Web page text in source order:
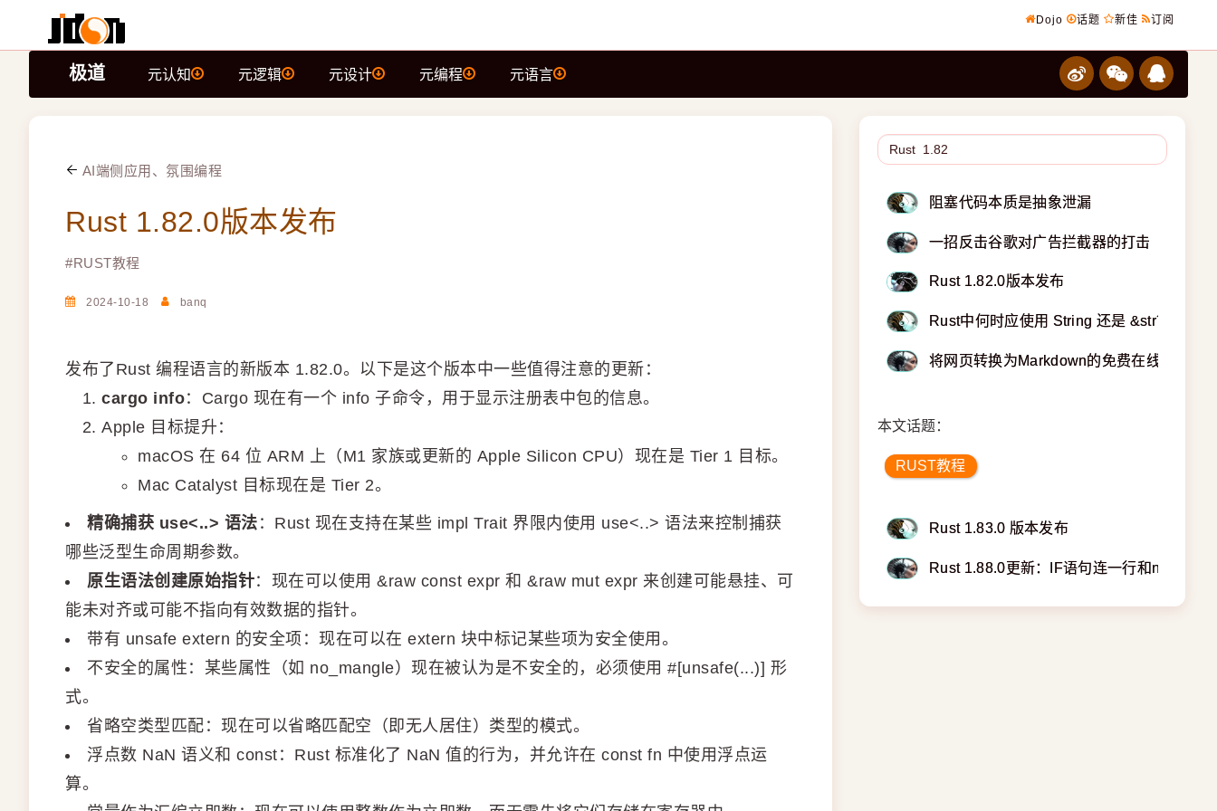
Dojo 话题 新佳 订阅
极道 元认知 元逻辑 元设计 元编程 元语言
AI端侧应用、氛围编程
Rust 1.82.0版本发布
#RUST教程
2024-10-18 banq
发布了Rust 编程语言的新版本 1.82.0。以下是这个版本中一些值得注意的更新：
cargo info：Cargo 现在有一个 info 子命令，用于显示注册表中包的信息。
Apple 目标提升：
macOS 在 64 位 ARM 上（M1 家族或更新的 Apple Silicon CPU）现在是 Tier 1 目标。
Mac Catalyst 目标现在是 Tier 2。
精确捕获 use<..> 语法 ：Rust 现在支持在某些 impl Trait 界限内使用 use<..> 语法来控制捕获
哪些泛型生命周期参数。
原生语法创建原始指针：现在可以使用 &raw const expr 和 &raw mut expr 来创建可能悬挂、可
能未对齐或可能不指向有效数据的指针。
带有 unsafe extern 的安全项：现在可以在 extern 块中标记某些项为安全使用。
不安全的属性：某些属性（如 no_mangle）现在被认为是不安全的，必须使用 #[unsafe(...)] 形
式。
省略空类型匹配：现在可以省略匹配空（即无人居住）类型的模式。
浮点数 NaN 语义和 const：Rust 标准化了 NaN 值的行为，并允许在 const fn 中使用浮点运
算。
阻塞代码本质是抽象泄漏
一招反击谷歌对广告拦截器的打击
Rust 1.82.0版本发布
Rust中何时应使用 String 还是 &str？
将网页转换为Markdown的免费在线转换工
本文话题：
RUST教程
Rust 1.83.0 版本发布
Rust 1.88.0更新：IF语句连一行和naked函